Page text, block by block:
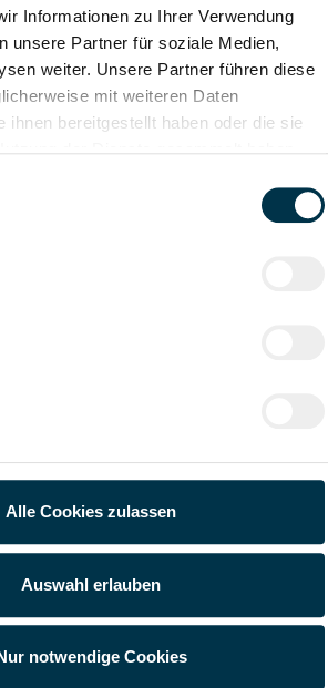
Informationen zu Ihrer Verwendung
unsere Partner für soziale Medien,
weiter. Unsere Partner führen diese
mit weiteren Daten
ihnen bereitgestellt haben oder die sie
Alle Cookies zulassen
Auswahl erlauben
notwendige Cookies
/ Zeugnisse
für die Dauer von drei
dürfen.*
Job suchen